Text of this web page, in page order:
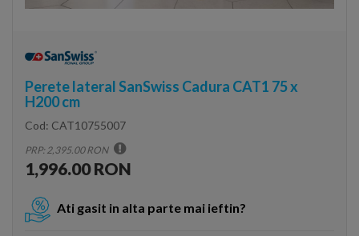
Perete lateral SanSwiss Cadura CAT1 75 x
H200 cm
Cod: CAT10755007
PRP: 2,395.00 RON
1,996.00 RON
Ati gasit in alta parte mai ieftin?